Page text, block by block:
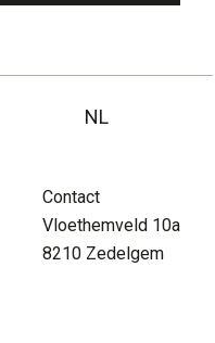
Nieuws
NL
FR
Contact
Vloethemveld 10a
8210 Zedelgem